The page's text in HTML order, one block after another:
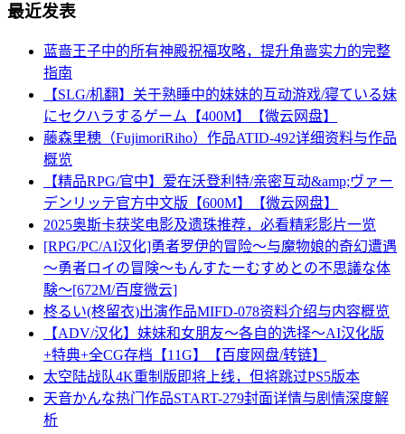
最近发表
蓝啬王子中的所有神殿祝福攻略，提升角啬实力的完整
指南
【SLG/机翻】关于熟睡中的妹妹的互动游戏/寝ている妹
にセクハラするゲーム【400M】【微云网盘】
藤森里穂（FujimoriRiho）作品ATID-492详细资料与作品
概览
【精品RPG/官中】爱在沃登利特/亲密互动&amp;ヴァー
デンリッテ官方中文版【600M】【微云网盘】
2025奥斯卡获奖电影及遗珠推荐，必看精彩影片一览
[RPG/PC/AI汉化]勇者罗伊的冒险～与魔物娘的奇幻遭遇
～勇者ロイの冒険～もんすたーむすめとの不思議な体
験～[672M/百度微云]
柊るい(柊留衣)出演作品MIFD-078资料介绍与内容概览
【ADV/汉化】妹妹和女朋友～各自的选择～AI汉化版
+特典+全CG存档【11G】【百度网盘/转链】
太空陆战队4K重制版即将上线，但将跳过PS5版本
天音かんな热门作品START-279封面详情与剧情深度解
析